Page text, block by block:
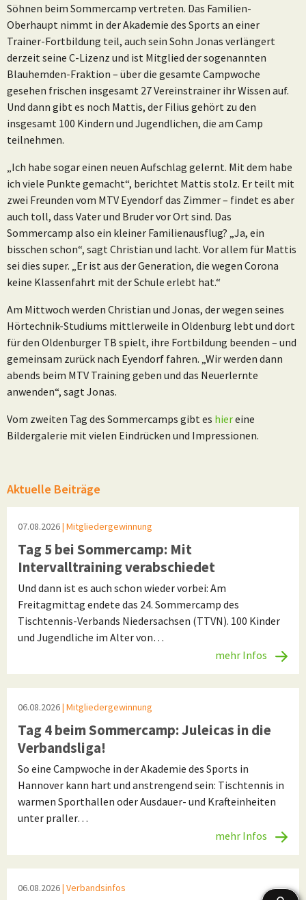
Söhnen beim Sommercamp vertreten. Das Familien-
Oberhaupt nimmt in der Akademie des Sports an einer
Trainer-Fortbildung teil, auch sein Sohn Jonas verlängert
derzeit seine C-Lizenz und ist Mitglied der sogenannten
Blauhemden-Fraktion – über die gesamte Campwoche
gesehen frischen insgesamt 27 Vereinstrainer ihr Wissen auf.
Und dann gibt es noch Mattis, der Filius gehört zu den
insgesamt 100 Kindern und Jugendlichen, die am Camp
teilnehmen.
„Ich habe sogar einen neuen Aufschlag gelernt. Mit dem habe
ich viele Punkte gemacht“, berichtet Mattis stolz. Er teilt mit
zwei Freunden vom MTV Eyendorf das Zimmer – findet es aber
auch toll, dass Vater und Bruder vor Ort sind. Das
Sommercamp also ein kleiner Familienausflug? „Ja, ein
bisschen schon“, sagt Christian und lacht. Vor allem für Mattis
sei dies super. „Er ist aus der Generation, die wegen Corona
keine Klassenfahrt mit der Schule erlebt hat.“
Am Mittwoch werden Christian und Jonas, der wegen seines
Hörtechnik-Studiums mittlerweile in Oldenburg lebt und dort
für den Oldenburger TB spielt, ihre Fortbildung beenden – und
gemeinsam zurück nach Eyendorf fahren. „Wir werden dann
abends beim MTV Training geben und das Neuerlernte
anwenden“, sagt Jonas.
Vom zweiten Tag des Sommercamps gibt es hiereine
Bildergalerie mit vielen Eindrücken und Impressionen.
Aktuelle Beiträge
07.08.2026| Mitgliedergewinnung
Tag 5 bei Sommercamp: Mit
Intervalltraining verabschiedet
Und dann ist es auch schon wieder vorbei: Am
Freitagmittag endete das 24. Sommercamp des
Tischtennis-Verbands Niedersachsen (TTVN). 100 Kinder
und Jugendliche im Alter von…
mehr Infos
06.08.2026| Mitgliedergewinnung
Tag 4 beim Sommercamp: Juleicas in die
Verbandsliga!
So eine Campwoche in der Akademie des Sports in
Hannover kann hart und anstrengend sein: Tischtennis in
warmen Sporthallen oder Ausdauer- und Krafteinheiten
unter praller…
mehr Infos
06.08.2026| Verbandsinfos